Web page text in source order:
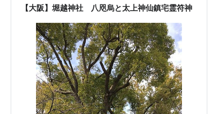
りました。 suitengu.net 水天宮は、以前にも記事に載せ
【大阪】堀越神社 八咫烏と太上神仙鎮宅霊符神